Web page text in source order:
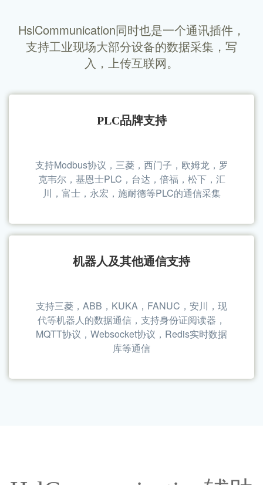
HslCommunication同时也是一个通讯插件，
支持工业现场大部分设备的数据采集，写
入，上传互联网。
PLC品牌支持
支持Modbus协议，三菱，西门子，欧姆龙，罗
克韦尔，基恩士PLC，台达，倍福，松下，汇
川，富士，永宏，施耐德等PLC的通信采集
MQTT协议，Websocket协议，Redis实时数据